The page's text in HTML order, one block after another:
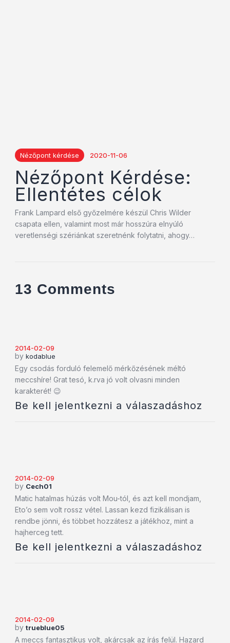
Nézőpont kérdése 2020-11-06
Nézőpont Kérdése:
Ellentétes célok
Frank Lampard első győzelmére készül Chris Wilder
csapata ellen, valamint most már hosszúra elnyúló
veretlenségi szériánkat szeretnénk folytatni, ahogy…
13 Comments
2014-02-09
by kodablue
Egy csodás forduló felemelő mérkőzésének méltó
meccshíre! Grat tesó, k.rva jó volt olvasni minden
karakterét! 😉
Be kell jelentkezni a válaszadáshoz
2014-02-09
by Cech01
Matic hatalmas húzás volt Mou-tól, és azt kell mondjam,
Eto’o sem volt rossz vétel. Lassan kezd fizikálisan is
rendbe jönni, és többet hozzátesz a játékhoz, mint a
hajherceg tett.
Be kell jelentkezni a válaszadáshoz
2014-02-09
by trueblue05
A meccs fantasztikus volt, akárcsak az írás felül. Hazard